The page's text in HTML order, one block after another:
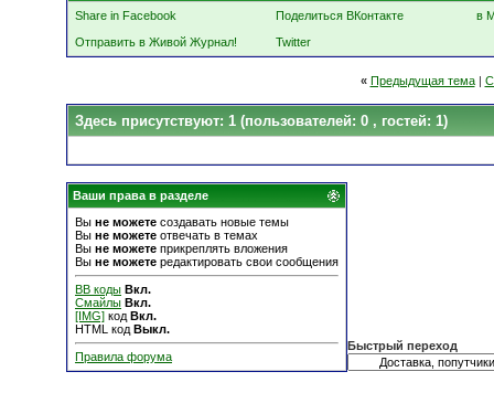
Share in Facebook
Поделиться ВКонтакте
в
Отправить в Живой Журнал!
Twitter
« Предыдущая тема|
Здесь присутствуют: 1 (пользователей: 0 , гостей: 1)
Ваши права в разделе
Вы не можете создавать новые темы
Вы не можете отвечать в темах
Вы не можете прикреплять вложения
Вы не можете редактировать свои сообщения
BB коды Вкл.
Смайлы Вкл.
[IMG] код Вкл.
HTML код Выкл.
Правила форума
Быстрый переход